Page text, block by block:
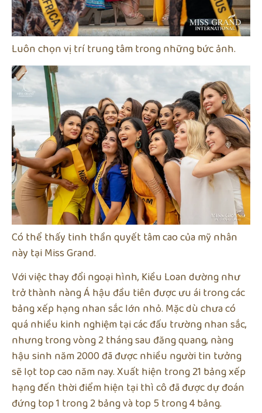
Luôn chọn vị trí trung tâm trong những bức ảnh.
Có thể thấy tinh thần quyết tâm cao của mỹ nhân
này tại Miss Grand.
Với việc thay đổi ngoại hình, Kiều Loan dường như
trở thành nàng Á hậu đầu tiên được ưu ái trong các
bảng xếp hạng nhan sắc lớn nhỏ. Mặc dù chưa có
quá nhiều kinh nghiệm tại các đấu trường nhan sắc,
nhưng trong vòng 2 tháng sau đăng quang, nàng
hậu sinh năm 2000 đã được nhiều người tin tưởng
sẽ lọt top cao năm nay. Xuất hiện trong 21 bảng xếp
hạng đến thời điểm hiện tại thì cô đã được dự đoán
đứng top 1 trong 2 bảng và top 5 trong 4 bảng.